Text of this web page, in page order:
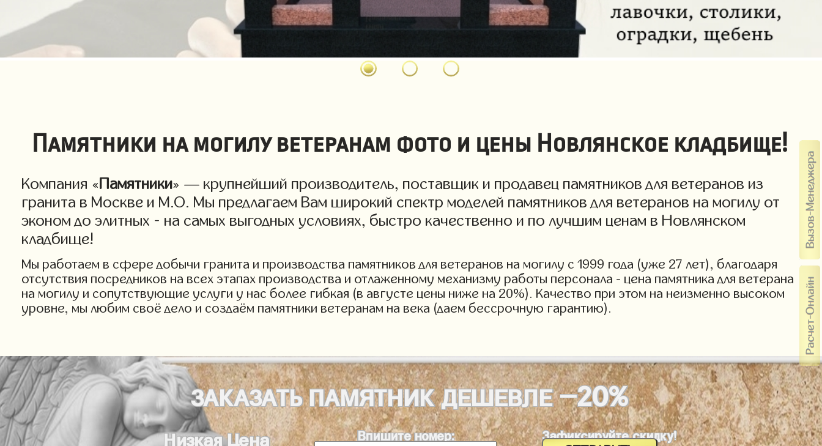
Памятники на могилу ветеранам фото и цены Новлянское кладбище!
Компания « Памятники» — крупнейший производитель, поставщик и продавец памятников для ветеранов из
гранита в Москве и М.О. Мы предлагаем Вам широкий спектр моделей памятников для ветеранов на могилу от
эконом до элитных - на самых выгодных условиях, быстро качественно и по лучшим ценам в Новлянском
кладбище!
Мы работаем в сфере добычи гранита и производства памятников для ветеранов на могилу с 1999 года (уже 27 лет), благодаря
отсутствия посредников на всех этапах производства и отлаженному механизму работы персонала - цена памятника для ветерана
на могилу и сопутствующие услуги у нас более гибкая (в августе цены ниже на 20%). Качество при этом на неизменно высоком
уровне, мы любим своё дело и создаём памятники ветеранам на века (даем бессрочную гарантию).
ЗАКАЗАТЬПАМЯТНИКДЕШЕВЛЕ-20%
Низкая Цена
Впишите номер: Зафиксируйте скидку!